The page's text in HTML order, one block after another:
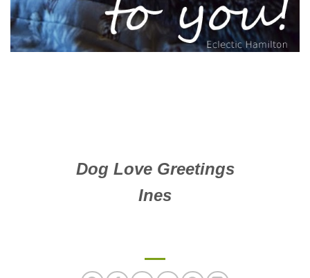
Dog Love Greetings
Ines